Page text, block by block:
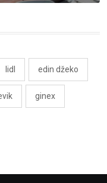
lidl edin džeko
ginex